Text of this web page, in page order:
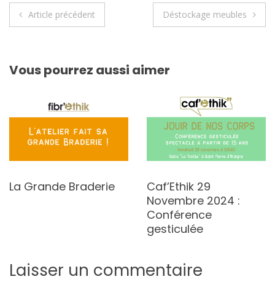
Navigation
l’article
Article précédent Déstockage meubles
Vous pourrez aussi aimer
La Grande Braderie
Caf’Ethik 29
Novembre 2024 :
Conférence
gesticulée
Laisser un commentaire